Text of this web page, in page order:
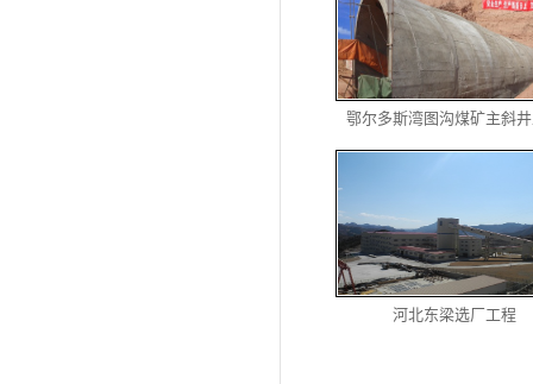
鄂尔多斯湾图沟煤矿主斜
河北东梁选厂工程